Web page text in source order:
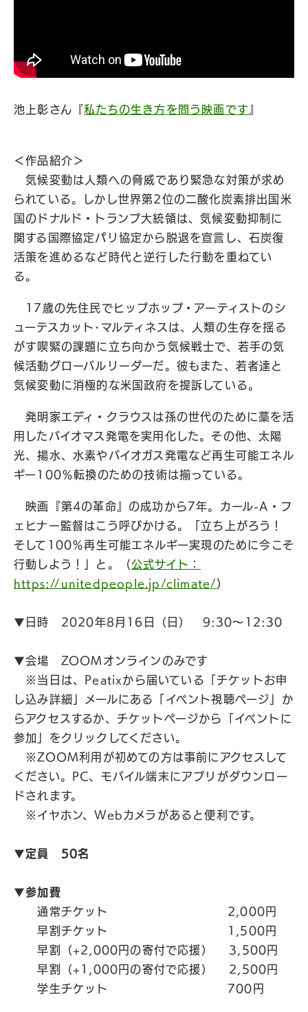
池上彰さん『私たちの生き方を問う映画です
＜作品紹介＞
気候変動は人類への脅威であり緊急な対策が求め
られている。しかし世界第2位の二酸化炭素排出国米
国のドナルド・トランプ大統領は、気候変動抑制に
関する国際協定パリ協定から脱退を宣言し、石炭復
活策を進めるなど時代と逆行した行動を重ねてい
る。
17歳の先住民でヒップホップ・アーティストのシ
ューテスカット･マルティネスは、人類の生存を揺る
がす喫緊の課題に立ち向かう気候戦士で、若手の気
候活動グローバルリーダーだ。彼もまた、若者達と
気候変動に消極的な米国政府を提訴している。
発明家エディ・クラウスは孫の世代のために藁を活
用したバイオマス発電を実用化した。その他、太陽
光、揚水、水素やバイオガス発電など再生可能エネル
ギー100％転換のための技術は揃っている。
映画『第4の革命』の成功から7年。カール-A・フ
ェヒナー監督はこう呼びかける。「立ち上がろう！
そして100％再生可能エネルギー実現のために今こそ
行動しよう！」と。（公式サイト：
https://unitedpeople.jp/climate/）
▼日時 2020年8月16日（日） 9:30～12:30
▼会場 ZOOMオンラインのみです
※当日は、Peatixから届いている「チケットお申
し込み詳細」メールにある「イベント視聴ページ」か
らアクセスするか、チケットページから「イベントに
参加」をクリックしてください。
※ZOOM利用が初めての方は事前にアクセスして
ください。PC、モバイル端末にアプリがダウンロー
ドされます。
※イヤホン、Webカメラがあると便利です。
▼定員 50名
▼参加費
通常チケット 2,000円
早割チケット 1,500円
早割（+2,000円の寄付で応援） 3,500円
早割（+1,000円の寄付で応援） 2,500円
学生チケット 700円